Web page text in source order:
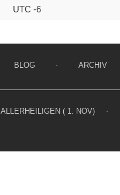
UTC -6
BLOG ⋅ ARCHIV
ALLERHEILIGEN ( 1. NOV) ⋅